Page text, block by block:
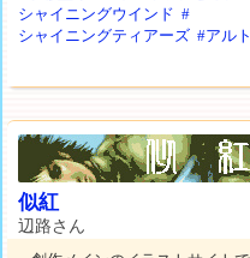
シャイニングウインド #
シャイニングティアーズ #アル
似紅
辺路さん